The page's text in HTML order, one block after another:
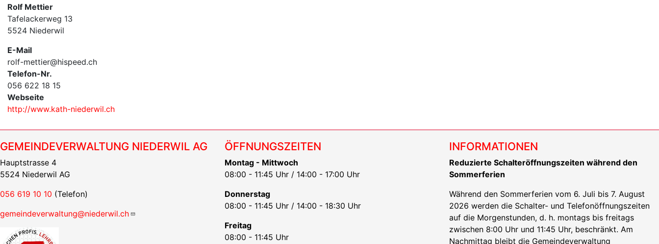
Rolf Mettier
Tafelackerweg 13
5524 Niederwil
E-Mail
rolf-mettier@hispeed.ch
Telefon-Nr.
056 622 18 15
Webseite
http://www.kath-niederwil.ch
GEMEINDEVERWALTUNG NIEDERWIL AG
Hauptstrasse 4
5524 Niederwil AG
056 619 10 10 (Telefon)
gemeindeverwaltung@niederwil.ch
ÖFFNUNGSZEITEN
Montag - Mittwoch
08:00 - 11:45 Uhr / 14:00 - 17:00 Uhr
Donnerstag
08:00 - 11:45 Uhr / 14:00 - 18:30 Uhr
Freitag
08:00 - 11:45 Uhr
INFORMATIONEN
Reduzierte Schalteröffnungszeiten während den
Sommerferien
Während den Sommerferien vom 6. Juli bis 7. August
2026 werden die Schalter- und Telefonöffnungszeiten
auf die Morgenstunden, d. h. montags bis freitags
zwischen 8:00 Uhr und 11:45 Uhr, beschränkt. Am
Nachmittag bleibt die Gemeindeverwaltung